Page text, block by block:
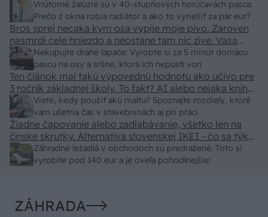
Vnútorné žalúzie sú v 40-stupňových horúčavách pasca:
Prečo z okna robia radiátor a ako to vyriešiť za pár eur?
tienenia na spôsob markízy 250x150cm. Čínsky
predajcovia idú okolo 100 eur kus.
Nekupujte drahé lapače: Vyrobte si za 5 minút domácu
pascu na osy a sršne, ktorá ich nepustí von
Bros sprej necaka kym osa vypije moje pivo. Zaroven
nasmrdi cele hniezdo a neostane tam nic zive. Vasa
pasca naucinke moc efektivne. Skor pritiahne slimaky
Viete, kedy použiť akú maltu? Spoznajte rozdiely, ktoré
vám ušetria čas v stavebninách aj pri práci
Ten článok mal takú výpovednú hodnotu ako učivo pre
3 ročník základnej školy. To fakt? AI alebo nejaka kniha
z VŠ? Dnešné rychlotvrdnuce malty - pevnosť 40 Mpa a
doba schnutia tak 15 minut , k tomu vodotesné s
kryštálikou. A rozdiel - schnutie a zretie. Nič?
Záhradné ležadlá v obchodoch sú predražené. Toto si
vyrobíte pod 140 eur a je oveľa pohodlnejšie!
Žiadne čapovanie alebo zadlabávanie, všetko len na
čínske skrutky. Alternatíva slovenskej IKEI - čo sa týka
pevnosti. Autor si nedal veľa námahy s remeselným
spracovaním, škoda. No lepšie než ten odpad z DTD
ZÁHRADA